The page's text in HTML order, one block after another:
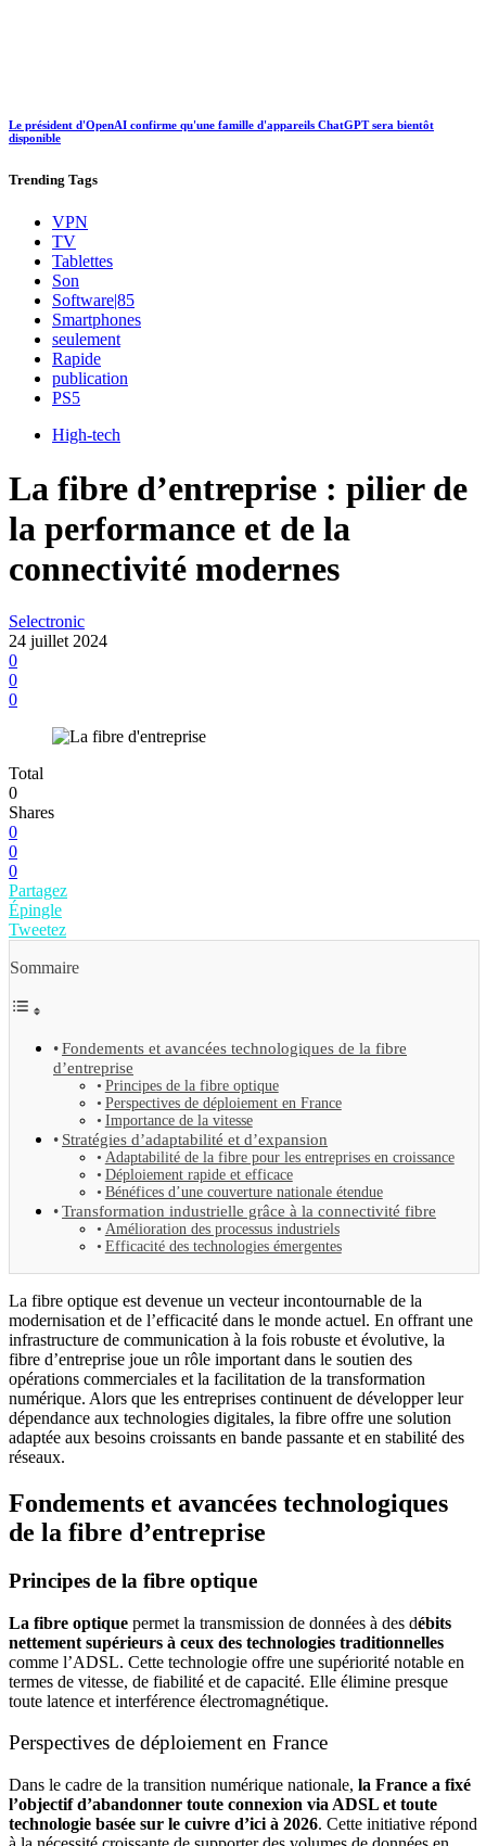
Le président d'OpenAI confirme qu'une famille d'appareils ChatGPT sera bientôt
disponible
Trending Tags
VPN
TV
Tablettes
Son
Software|85
Smartphones
seulement
Rapide
publication
PS5
High-tech
La fibre d’entreprise : pilier de
la performance et de la
connectivité modernes
Selectronic
24 juillet 2024
0
0
0
Total
0
Shares
0
0
0
Partagez
Épingle
Tweetez
Sommaire
Fondements et avancées technologiques de la fibre
d’entreprise
Principes de la fibre optique
Perspectives de déploiement en France
Importance de la vitesse
Stratégies d’adaptabilité et d’expansion
Adaptabilité de la fibre pour les entreprises en croissance
Déploiement rapide et efficace
Bénéfices d’une couverture nationale étendue
Transformation industrielle grâce à la connectivité fibre
Amélioration des processus industriels
Efficacité des technologies émergentes
La fibre optique est devenue un vecteur incontournable de la
modernisation et de l’efficacité dans le monde actuel. En offrant une
infrastructure de communication à la fois robuste et évolutive, la
fibre d’entreprise joue un rôle important dans le soutien des
opérations commerciales et la facilitation de la transformation
numérique. Alors que les entreprises continuent de développer leur
dépendance aux technologies digitales, la fibre offre une solution
adaptée aux besoins croissants en bande passante et en stabilité des
réseaux.
Fondements et avancées technologiques
de la fibre d’entreprise
Principes de la fibre optique
La fibre optique permet la transmission de données à des débits
nettement supérieurs à ceux des technologies traditionnelles
comme l’ADSL. Cette technologie offre une supériorité notable en
termes de vitesse, de fiabilité et de capacité. Elle élimine presque
toute latence et interférence électromagnétique.
Perspectives de déploiement en France
Dans le cadre de la transition numérique nationale, la France a fixé
l’objectif d’abandonner toute connexion via ADSL et toute
technologie basée sur le cuivre d’ici à 2026. Cette initiative répond